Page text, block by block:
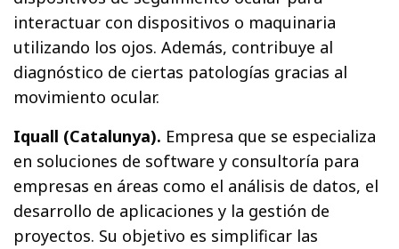
interactuar con dispositivos o maquinaria
utilizando los ojos. Además, contribuye al
diagnóstico de ciertas patologías gracias al
movimiento ocular.
Iquall (Catalunya). Empresa que se especializa
en soluciones de software y consultoría para
empresas en áreas como el análisis de datos, el
desarrollo de aplicaciones y la gestión de
proyectos. Su objetivo es simplificar las